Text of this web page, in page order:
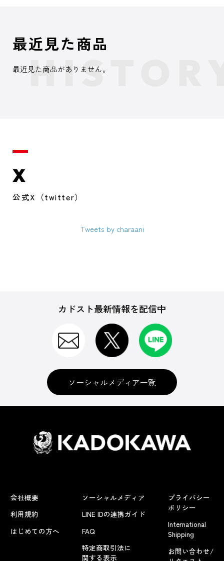
最近見た商品
最近見た商品がありません。
X
公式X（twitter）
Tweets by charaani
カドスト最新情報を配信中
ソーシャルメディア一覧
会社概要
利用規約
はじめての方へ
ソーシャルメディア
LINE IDの連携ガイド
FAQ
特定商取引法に
関する表示
プライバシー
ポリシー
International
Shipping
お問い合わせ/